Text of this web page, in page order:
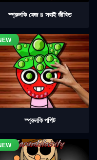
স্প্রুনকি ফেজ ৪ সবাই জীবিত
স্প্রুনকি পপিট